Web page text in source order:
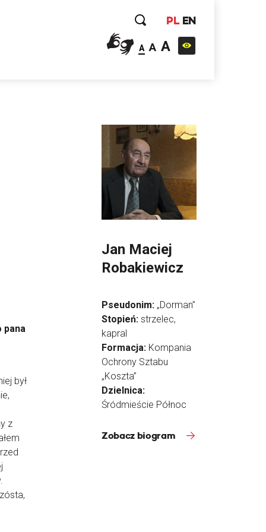
PL EN
A A A
pana
był
z
Jan Maciej
Robakiewicz
Pseudonim: „Dorman”
Stopień: strzelec,
kapral
Formacja: Kompania
Ochrony Sztabu
„Koszta”
Dzielnica:
Śródmieście Północ
Zobacz biogram